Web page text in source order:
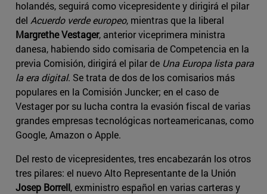
holandés, seguirá como vicepresidente y dirigirá el pilar
del Acuerdo verde europeo, mientras que la liberal
Margrethe Vestager, anterior viceprimera ministra
danesa, habiendo sido comisaria de Competencia en la
previa Comisión, dirigirá el pilar de Una Europa lista para
la era digital. Se trata de dos de los comisarios más
populares en la Comisión Juncker; en el caso de
Vestager por su lucha contra la evasión fiscal de varias
grandes empresas tecnológicas norteamericanas, como
Google, Amazon o Apple.
Del resto de vicepresidentes, tres encabezarán los otros
tres pilares: el nuevo Alto Representante de la Unión
Josep Borrell, exministro español en varias carteras y